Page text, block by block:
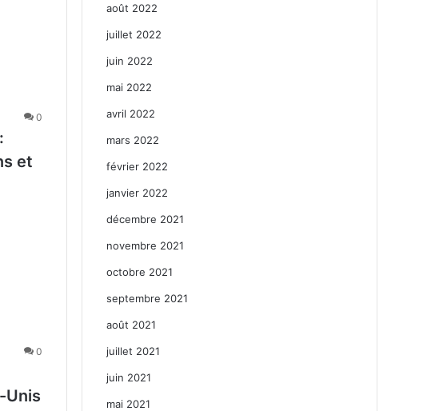
0
et
0
Unis
août 2022
juillet 2022
juin 2022
mai 2022
avril 2022
mars 2022
février 2022
janvier 2022
décembre 2021
novembre 2021
octobre 2021
septembre 2021
août 2021
juillet 2021
juin 2021
mai 2021